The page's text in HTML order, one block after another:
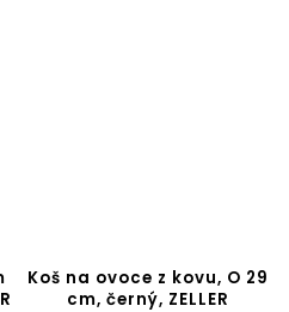
Koš na ovoce z kovu, O 29
cm, černý, ZELLER